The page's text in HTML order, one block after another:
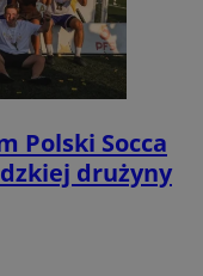
Polski Socca
drużyny